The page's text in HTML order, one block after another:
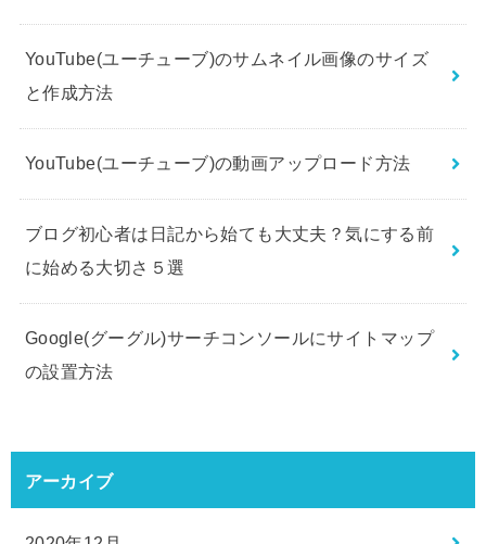
YouTube(ユーチューブ)のサムネイル画像のサイズ
と作成方法
YouTube(ユーチューブ)の動画アップロード方法
ブログ初心者は日記から始ても大丈夫？気にする前
に始める大切さ５選
Google(グーグル)サーチコンソールにサイトマップ
の設置方法
アーカイブ